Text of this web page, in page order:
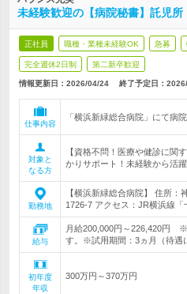
未経験歓迎の【病院秘書】託児
正社員 職種・業種未経験OK 急募
完全週休2日制 第二新卒歓迎
情報更新日：2026/04/24 終了予定日：
仕事内容
「横浜新緑総合病院」にて病
対象と
なる方
【資格不問！医療や健診に関
かりサポート！未経験から活
勤務地
【横浜新緑総合病院】 住所
1726-7 アクセス：JR横浜線「
給与
月給200,000円～226,420円 ※
す。※試用期間：3ヵ月（待遇
初年度
年収
300万円～370万円